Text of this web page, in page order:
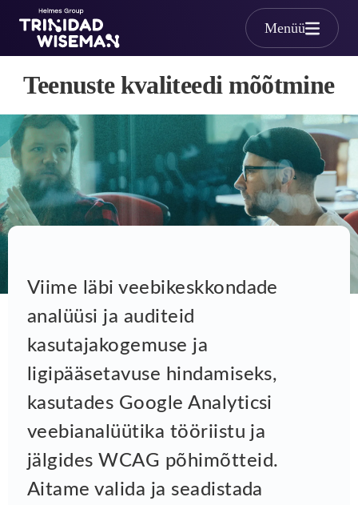
Skip to main content
Menüü
Teenuste kvaliteedi
Teenuste kvaliteedi mõõtmine
Viime läbi veebikeskkondade
analüüsi ja auditeid
kasutajakogemuse ja
ligipääsetavuse hindamiseks,
kasutades Google Analyticsi
veebianalüütika tööriistu ja
jälgides WCAG põhimõtteid.
Aitame valida ja seadistada